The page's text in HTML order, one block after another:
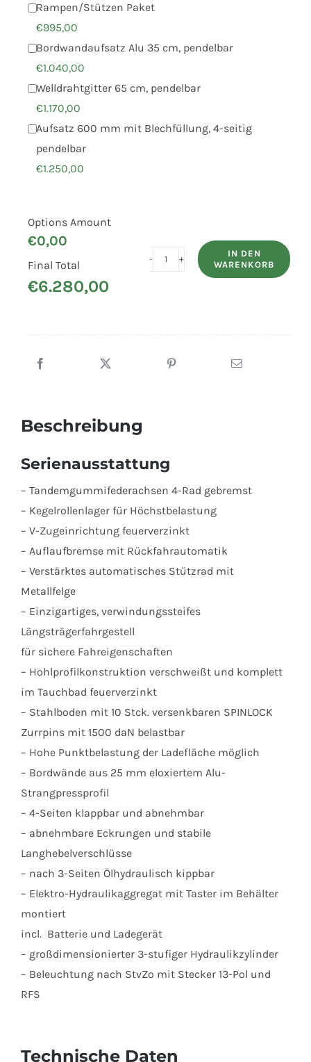
Rampen/Stützen Paket
€995,00
Bordwandaufsatz Alu 35 cm, pendelbar
€1.040,00
Welldrahtgitter 65 cm, pendelbar
€1.170,00
Aufsatz 600 mm mit Blechfüllung, 4-seitig
pendelbar
€1.250,00
Options Amount
€0,00
Final Total
€6.280,00
UNSINN
DK3017-
Hydraulik
Menge
IN DEN
WARENKORB
Beschreibung
Serienausstattung
– Tandemgummifederachsen 4-Rad gebremst
– Kegelrollenlager für Höchstbelastung
– V-Zugeinrichtung feuerverzinkt
– Auflaufbremse mit Rückfahrautomatik
– Verstärktes automatisches Stützrad mit
Metallfelge
– Einzigartiges, verwindungssteifes
Längsträgerfahrgestell
für sichere Fahreigenschaften
– Hohlprofilkonstruktion verschweißt und komplett
im Tauchbad feuerverzinkt
– Stahlboden mit 10 Stck. versenkbaren SPINLOCK
Zurrpins mit 1500 daN belastbar
– Hohe Punktbelastung der Ladefläche möglich
– Bordwände aus 25 mm eloxiertem Alu-
Strangpressprofil
– 4-Seiten klappbar und abnehmbar
– abnehmbare Eckrungen und stabile
Langhebelverschlüsse
– nach 3-Seiten Ölhydraulisch kippbar
– Elektro-Hydraulikaggregat mit Taster im Behälter
montiert
incl. Batterie und Ladegerät
– großdimensionierter 3-stufiger Hydraulikzylinder
– Beleuchtung nach StvZo mit Stecker 13-Pol und
RFS
Technische Daten